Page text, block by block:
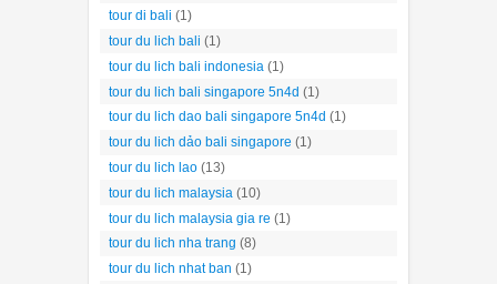
tour di bali (1)
tour du lich bali (1)
tour du lich bali indonesia (1)
tour du lich bali singapore 5n4d (1)
tour du lich dao bali singapore 5n4d (1)
tour du lich dảo bali singapore (1)
tour du lich lao (13)
tour du lich malaysia (10)
tour du lich malaysia gia re (1)
tour du lich nha trang (8)
tour du lich nhat ban (1)